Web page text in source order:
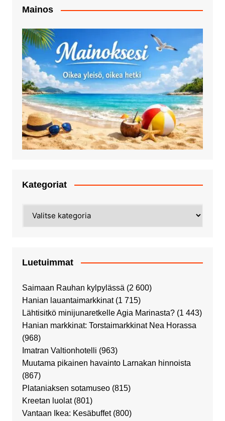
Mainos
Kategoriat
Luetuimmat
Saimaan Rauhan kylpylässä (2 600)
Hanian lauantaimarkkinat (1 715)
Lähtisitkö minijunaretkelle Agia Marinasta? (1 443)
Hanian markkinat: Torstaimarkkinat Nea Horassa
(968)
Imatran Valtionhotelli (963)
Muutama pikainen havainto Larnakan hinnoista
(867)
Plataniaksen sotamuseo (815)
Kreetan luolat (801)
Vantaan Ikea: Kesäbuffet (800)